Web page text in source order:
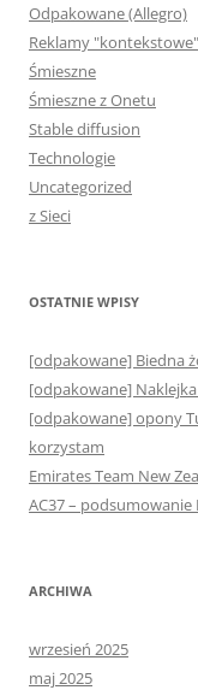
Odpakowane (Allegro)
Reklamy "kontekstowe"
Śmieszne
Śmieszne z Onetu
Stable diffusion
Technologie
Uncategorized
z Sieci
OSTATNIE WPISY
[odpakowane] Biedna
[odpakowane]
[odpakowane] opony
korzystam
Emirates Team New
AC37 –
ARCHIWA
wrzesień 2025
maj 2025